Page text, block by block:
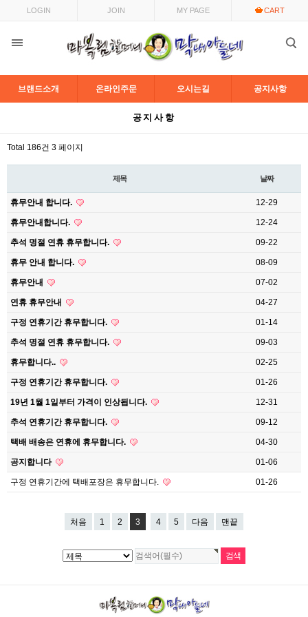
LOGIN JOIN MY PAGE CART
브랜드소개 온라인주문 오시는길 공지사항
공지사항
Total 186건 3 페이지
제목 날짜
휴무안내 합니다. 12-29
휴무안내합니다. 12-24
추석 명절 연휴 휴무합니다. 09-22
휴무 안내 합니다. 08-09
휴무안내 07-02
연휴 휴무안내 04-27
구정 연휴기간 휴무합니다. 01-14
추석 명절 연휴 휴무합니다. 09-03
휴무합니다.. 02-25
구정 연휴기간 휴무합니다. 01-26
19년 1월 1일부터 가격이 인상됩니다. 12-31
추석 연휴기간 휴무합니다. 09-12
택배 배송은 연휴에 휴무합니다. 04-30
공지합니다 01-06
구정 연휴기간에 택배포장은 휴무합니다. 01-26
처음 1 2 3 4 5 다음 맨끝